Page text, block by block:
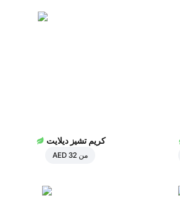
كريم تشيز ديلايت
من AED 32